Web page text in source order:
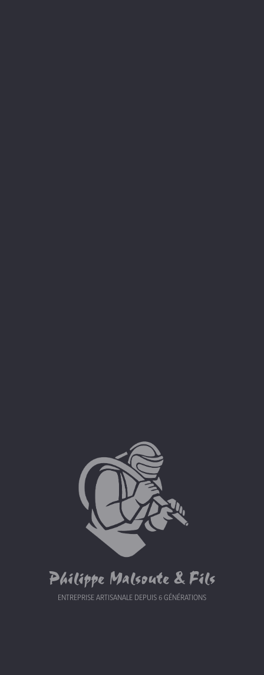
Philippe Malsoute & Fils
ENTREPRISE ARTISANALE DEPUIS 6 GÉNÉRATIONS